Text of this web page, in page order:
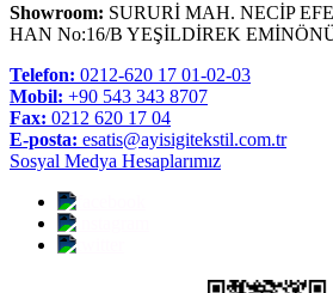
Showroom: SURURİ MAH. NECİP
HAN No:16/B YEŞİLDİREK
Telefon: 0212-620 17 01-02-03
Mobil: +90 543 343 8707
Fax: 0212 620 17 04
E-posta: esatis@ayisigitekstil.com.tr
Sosyal Medya Hesaplarımız